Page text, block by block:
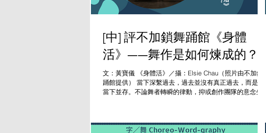
[中] 評不加鎖舞踊館《身體
活》——舞作是如何煉成的？
文：黃寶儀 《身體活》／攝：Elsie Chau（照片由不加鎖舞
踊館提供） 當下深繫過去，過去並沒有真正過去，而是與
當下並存。不論舞者轉瞬的律動，抑或創作團隊的意念生